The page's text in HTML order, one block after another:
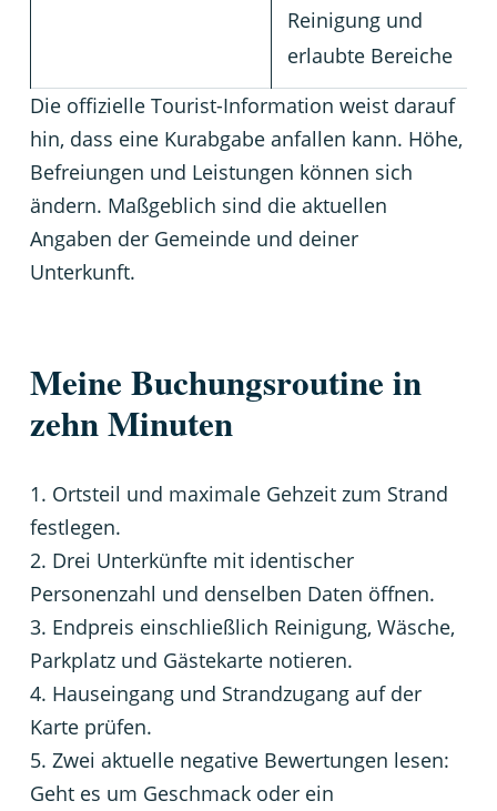
Reinigung und
erlaubte Bereiche
Die offizielle Tourist-Information weist darauf
hin, dass eine Kurabgabe anfallen kann. Höhe,
Befreiungen und Leistungen können sich
ändern. Maßgeblich sind die aktuellen
Angaben der Gemeinde und deiner
Unterkunft.
Meine Buchungsroutine in
zehn Minuten
Ortsteil und maximale Gehzeit zum Strand
festlegen.
Drei Unterkünfte mit identischer
Personenzahl und denselben Daten öffnen.
Endpreis einschließlich Reinigung, Wäsche,
Parkplatz und Gästekarte notieren.
Hauseingang und Strandzugang auf der
Karte prüfen.
Zwei aktuelle negative Bewertungen lesen:
Geht es um Geschmack oder ein